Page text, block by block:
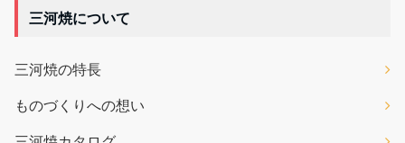
三河焼について
三河焼の特長
ものづくりへの想い